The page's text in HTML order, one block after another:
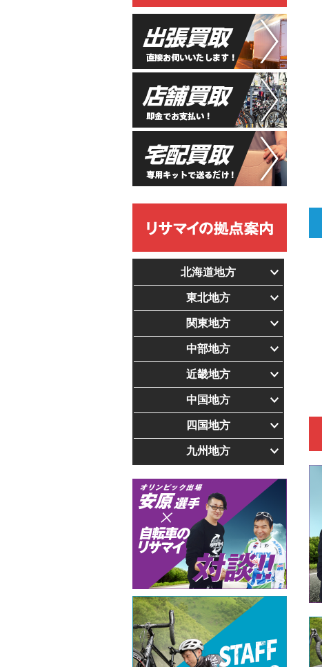
北海道地方
東北地方
関東地方
中部地方
近畿地方
中国地方
四国地方
九州地方